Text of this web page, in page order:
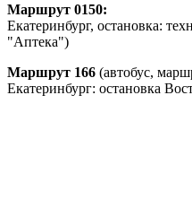
Маршрут 0150:
Екатеринбург, остановка:
"Аптека")
Маршрут 166 (автобус,
Екатеринбург: остановка